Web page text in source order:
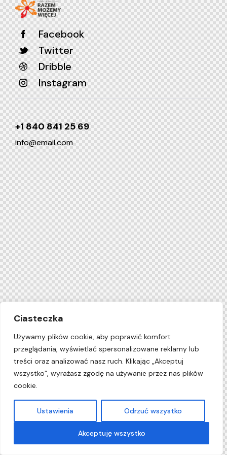
Ciasteczka
Używamy plików cookie, aby poprawić komfort
przeglądania, wyświetlać spersonalizowane reklamy lub
treści oraz analizować nasz ruch. Klikając „Akceptuj
wszystko”, wyrażasz zgodę na używanie przez nas plików
cookie.
Ustawienia Odrzuć wszystko
Akceptuję wszystko
Facebook
Twitter
Dribble
Instagram
+1 840 841 25 69
info@email.com
Ułatwianie dostępu